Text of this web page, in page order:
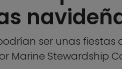
ser unas
Marine Stewardship